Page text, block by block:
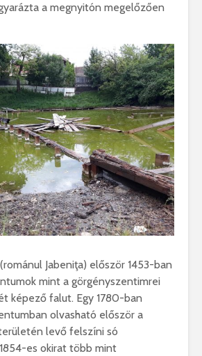
a megnyitón megelőzően
Jabeniţa) először 1453-ban
mint a görgényszentimrei
képező falut. Egy 1780-ban
olvasható először a
levő felszíni só
es okirat több mint